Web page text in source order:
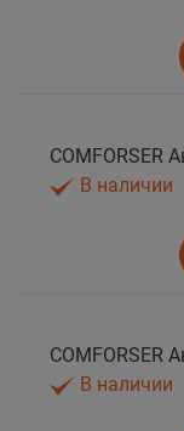
В наличии
В наличии